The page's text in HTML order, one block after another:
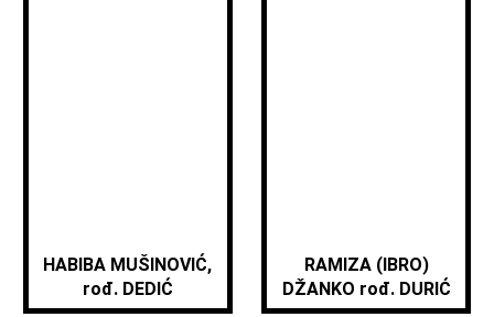
HABIBA MUŠINOVIĆ,
rođ. DEDIĆ
RAMIZA (IBRO)
DŽANKO rođ. DURIĆ